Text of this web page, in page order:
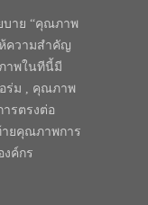
บาย “คุณภาพ
ความสำคัญ
าพในทีนี้มี
ร่ม , คุณภาพ
รตรงต่อ
ยคุณภาพการ
ค์กร